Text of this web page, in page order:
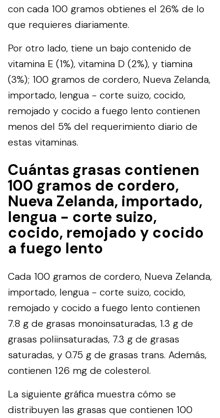
con cada 100 gramos obtienes el 26% de lo
que requieres diariamente.
Por otro lado, tiene un bajo contenido de
vitamina E (1%), vitamina D (2%), y tiamina
(3%); 100 gramos de cordero, Nueva Zelanda,
importado, lengua - corte suizo, cocido,
remojado y cocido a fuego lento contienen
menos del 5% del requerimiento diario de
estas vitaminas.
Cuántas grasas contienen
100 gramos de cordero,
Nueva Zelanda, importado,
lengua - corte suizo,
cocido, remojado y cocido
a fuego lento
Cada 100 gramos de cordero, Nueva Zelanda,
importado, lengua - corte suizo, cocido,
remojado y cocido a fuego lento contienen
7.8 g de grasas monoinsaturadas, 1.3 g de
grasas poliinsaturadas, 7.3 g de grasas
saturadas, y 0.75 g de grasas trans. Además,
contienen 126 mg de colesterol.
La siguiente gráfica muestra cómo se
distribuyen las grasas que contienen 100